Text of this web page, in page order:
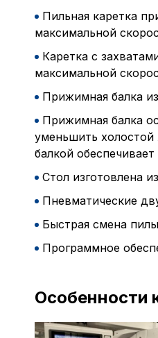
Пильная каретка
максимальной
Каретка с
максимальной
Прижимная балка
Прижимная балка
уменьшить холостой
балкой
Стол изготовлена
Пневматические
Быстрая смена
Программное
Особенности